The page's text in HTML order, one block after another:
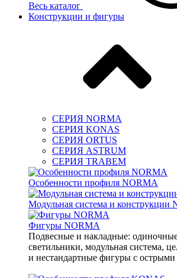
Весь каталог
Конструкции и фигуры
СЕРИЯ NORMA
СЕРИЯ KONAS
СЕРИЯ ORTUS
СЕРИЯ ASTRUM
СЕРИЯ TRABEM
Особенности профиля NORMA
Модульная система и конструкции
Фигуры NORMA
Подвесные и накладные:
светильники, модульная система,
и нестандартные фигуры с острыми